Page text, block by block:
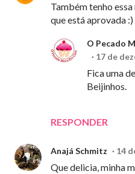
Também tenho
que está aprovada
RESPONDER
O Pecado
17 de
Fica uma
Beijinhos.
Anajá Schmitz 14
Que delicia, minha